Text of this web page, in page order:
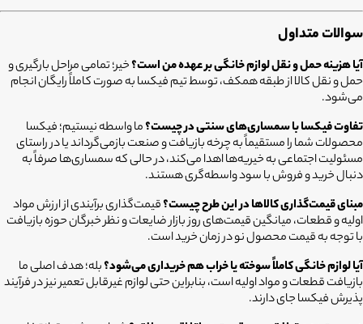
سوالات متداول
آیا هزینه حمل و نقل لوازم خانگی بر عهده من است؟خیر؛ تمامی مراحل بارگیری و
حمل‌ و نقل کالا از طبقه همکف، توسط تیم فیکسا به صورت کاملاً رایگان انجام
می‌شود.
تفاوت فیکسا با سمساری‌های سنتی در چیست؟ما واسطه نیستیم؛ فیکسا
محصولات شما را مستقیماً به چرخه بازیافت و صنعت بازمی‌گرداند یا در راستای
مسئولیت اجتماعی به خیریه‌ها اهدا می‌کند، در حالی که سمساری‌ها صرفاً به
دنبال خرید و فروش با سود واسطه‌گری هستند.
مبنای قیمت‌گذاری کالاها در این طرح چیست؟قیمت‌گذاری برآیندی از ارزش مواد
اولیه و قطعات، میانگین قیمت‌های روز بازار ضایعات و نظر خبرگان حوزه بازیافت
با توجه به قیمت محصول نو در زمان خرید است.
آیا لوازم خانگی کاملاً سوخته یا خراب هم خریداری می‌شود؟بله؛ هدف اصلی ما
بازیافت قطعات و مواد اولیه است، بنابراین حتی لوازم غیرقابل تعمیر نیز در فرآیند
پذیرش فیکسا جای دارند.